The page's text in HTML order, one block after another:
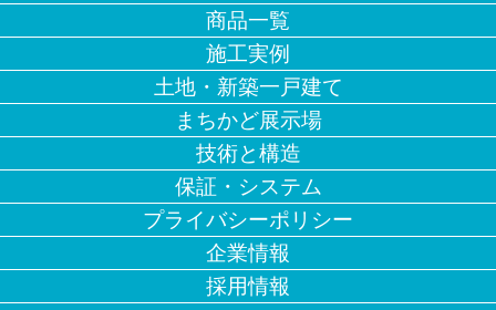
商品一覧
施工実例
土地・新築一戸建て
まちかど展示場
技術と構造
保証・システム
プライバシーポリシー
企業情報
採用情報